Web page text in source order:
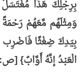
بِيَدِكَ ضِغْثًا فَاضْرِب
الْعَبْدُ إنَّهُ أَوَّابٌ} [ص: 41 - ٤٤]